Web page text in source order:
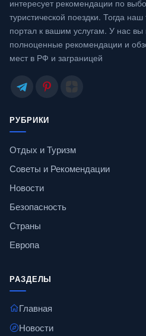
интересует рекомендации по
туристической поездки. Тогда наш
портал к вашим услугам. У нас
полноценные рекомендации и
мест в РФ и заграницей
РУБРИКИ
Отдых и Туризм
Советы и Рекомендации
Новости
Безопасность
Страны
Европа
РАЗДЕЛЫ
Главная
Новости